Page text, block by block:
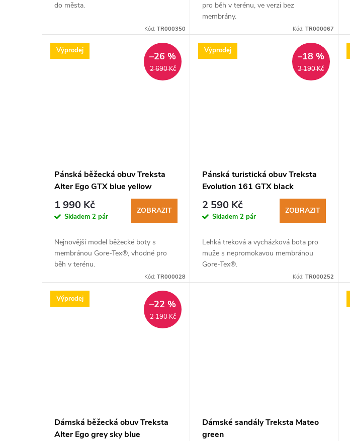
k
do města.
Kód:TR000350
pro běh v terénu, ve verzi bez
membrány.
Kód: TR000067
Výprodej
2 690 Kč
–26 %
Pánská běžecká obuv Treksta
Alter Ego GTX blue yellow
1 990 Kč
Skladem 2 pár
ZOBRAZIT
Nejnovější model běžecké boty s
membránou Gore-Tex®, vhodné pro
běh v terénu.
Kód:TR000028
Výprodej
3 190 Kč
–18 %
Pánská turistická obuv Treksta
Evolution 161 GTX black
2 590 Kč
Skladem2 pár
ZOBRAZIT
Lehká treková a vycházková bota pro
muže s nepromokavou membránou
Gore-Tex®.
Kód: TR000252
Výprodej
2 190 Kč
–22 %
Dámská běžecká obuv Treksta
Alter Ego grey sky blue
Dámské sandály Treksta Mateo
green